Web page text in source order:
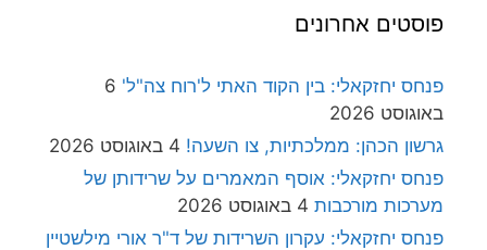
פוסטים אחרונים
פנחס יחזקאלי: בין הקוד האתי ל'רוח צה"ל' 6
באוגוסט 2026
גרשון הכהן: ממלכתיות, צו השעה! 4 באוגוסט 2026
פנחס יחזקאלי: אוסף המאמרים על שרידותן של
מערכות מורכבות 4 באוגוסט 2026
פנחס יחזקאלי: עקרון השרידות של ד"ר אורי מילשטיין